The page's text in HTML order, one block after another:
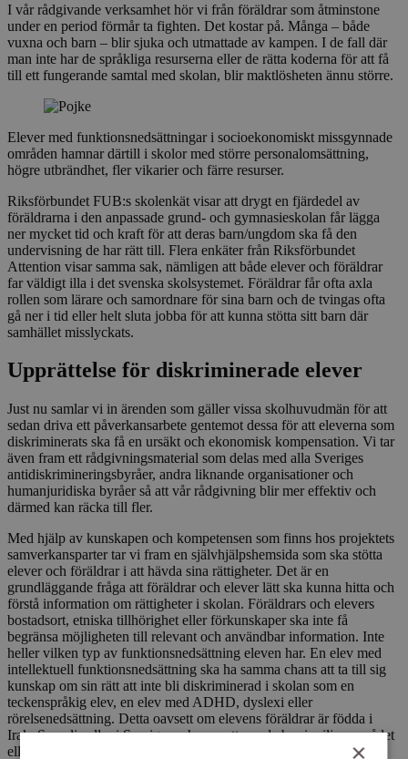
I vår rådgivande verksamhet hör vi från föräldrar som åtminstone
under en period förmår ta fighten. Det kostar på. Många – både
vuxna och barn – blir sjuka och utmattade av kampen. I de fall där
man inte har de språkliga resurserna eller de rätta koderna för att få
till ett fungerande samtal med skolan, blir maktlösheten ännu större.
Elever med funktionsnedsättningar i socioekonomiskt missgynnade
områden hamnar därtill i skolor med större personalomsättning,
högre utbrändhet, fler vikarier och färre resurser.
Riksförbundet FUB:s skolenkät visar att drygt en fjärdedel av
föräldrarna i den anpassade grund- och gymnasieskolan får lägga
ner mycket tid och kraft för att deras barn/ungdom ska få den
undervisning de har rätt till. Flera enkäter från Riksförbundet
Attention visar samma sak, nämligen att både elever och föräldrar
far väldigt illa i det svenska skolsystemet. Föräldrar får ofta axla
rollen som lärare och samordnare för sina barn och de tvingas ofta
gå ner i tid eller helt sluta jobba för att kunna stötta sitt barn där
samhället misslyckats.
Upprättelse för diskriminerade elever
Just nu samlar vi in ärenden som gäller vissa skolhuvudmän för att
sedan driva ett påverkansarbete gentemot dessa för att eleverna som
diskriminerats ska få en ursäkt och ekonomisk kompensation. Vi tar
även fram ett rådgivningsmaterial som delas med alla Sveriges
antidiskrimineringsbyråer, andra liknande organisationer och
humanjuridiska byråer så att vår rådgivning blir mer effektiv och
därmed kan räcka till fler.
Med hjälp av kunskapen och kompetensen som finns hos projektets
samverkansparter tar vi fram en självhjälpshemsida som ska stötta
elever och föräldrar i att hävda sina rättigheter. Det är en
grundläggande fråga att föräldrar och elever lätt ska kunna hitta och
förstå information om rättigheter i skolan. Föräldrars och elevers
bostadsort, etniska tillhörighet eller förkunskaper ska inte få
begränsa möjligheten till relevant och användbar information. Inte
heller vilken typ av funktionsnedsättning eleven har. En elev med
intellektuell funktionsnedsättning ska ha samma chans att ta till sig
kunskap om sin rätt att inte bli diskriminerad i skolan som en
teckenspråkig elev, en elev med ADHD, dyslexi eller
rörelsenedsättning. Detta oavsett om elevens föräldrar är födda i
Irak, Somalia eller i Sverige, och oavsett om de bor i miljonområdet
eller i miljonvillan.
×